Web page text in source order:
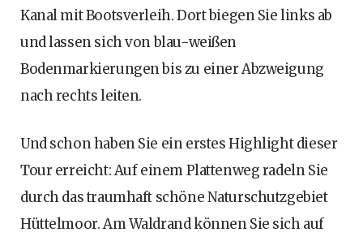
Kanal mit Bootsverleih. Dort biegen Sie links ab
und lassen sich von blau-weißen
Bodenmarkierungen bis zu einer Abzweigung
nach rechts leiten.
Und schon haben Sie ein erstes Highlight dieser
Tour erreicht: Auf einem Plattenweg radeln Sie
durch das traumhaft schöne Naturschutzgebiet
Hüttelmoor. Am Waldrand können Sie sich auf